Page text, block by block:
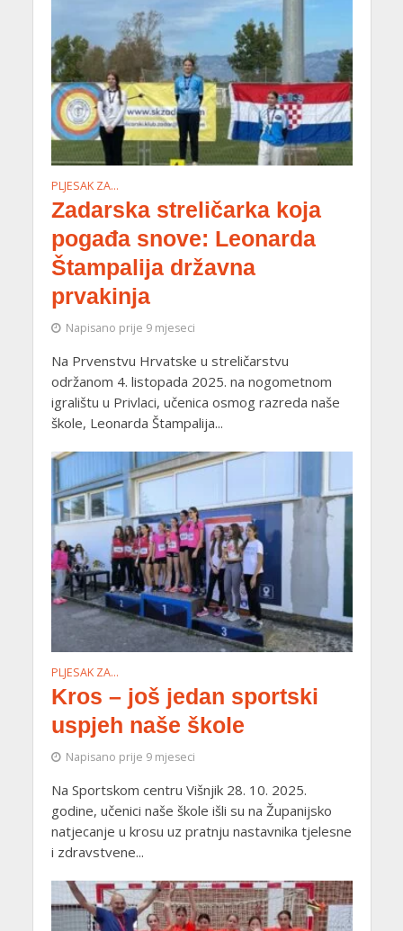
PLJESAK ZA…
Zadarska streličarka koja
pogađa snove: Leonarda
Štampalija državna
prvakinja
Napisano prije 9 mjeseci
Na Prvenstvu Hrvatske u streličarstvu
održanom 4. listopada 2025. na nogometnom
igralištu u Privlaci, učenica osmog razreda naše
škole, Leonarda Štampalija...
PLJESAK ZA…
Kros – još jedan sportski
uspjeh naše škole
Napisano prije 9 mjeseci
Na Sportskom centru Višnjik 28. 10. 2025.
godine, učenici naše škole išli su na Županijsko
natjecanje u krosu uz pratnju nastavnika tjelesne
i zdravstvene...